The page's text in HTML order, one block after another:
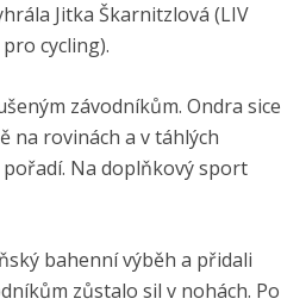
Jitka Škarnitzlová (LIV
cycling).
závodníkům. Ondra sice
na rovinách a v táhlých
Na doplňkový sport
bahenní výběh a přidali
zůstalo sil v nohách. Po